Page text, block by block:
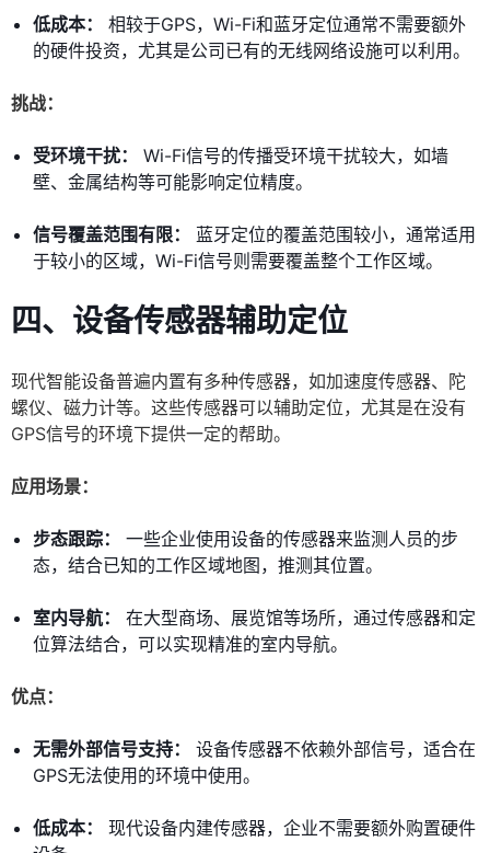
低成本：
相较于GPS，Wi-Fi和蓝牙定位通常不需要额外
的硬件投资，尤其是公司已有的无线网络设施可以利用。
挑战：
受环境干扰：
Wi-Fi信号的传播受环境干扰较大，如墙
壁、金属结构等可能影响定位精度。
信号覆盖范围有限：
蓝牙定位的覆盖范围较小，通常适用
于较小的区域，Wi-Fi信号则需要覆盖整个工作区域。
四、设备传感器辅助定位
现代智能设备普遍内置有多种传感器，如加速度传感器、陀
螺仪、磁力计等。这些传感器可以辅助定位，尤其是在没有
GPS信号的环境下提供一定的帮助。
应用场景：
步态跟踪：
一些企业使用设备的传感器来监测人员的步
态，结合已知的工作区域地图，推测其位置。
室内导航：
在大型商场、展览馆等场所，通过传感器和定
位算法结合，可以实现精准的室内导航。
优点：
无需外部信号支持：
设备传感器不依赖外部信号，适合在
GPS无法使用的环境中使用。
低成本：
现代设备内建传感器，企业不需要额外购置硬件